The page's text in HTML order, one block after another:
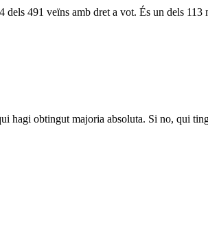
491 veïns amb dret a vot. És un dels
hagi obtingut majoria absoluta. Si no, qui